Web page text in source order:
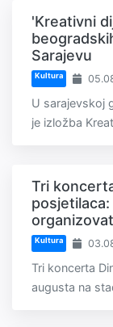
'Kreativni
Sarajevu
Kultura
U sarajevskoj
je izložba
Tri
Kultura
Tri koncerta
augusta na